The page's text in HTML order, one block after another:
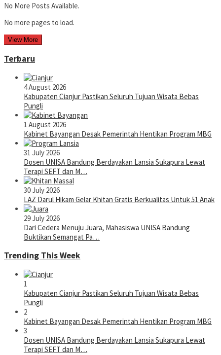
No More Posts Available.
No more pages to load.
View More
Terbaru
4 August 2026
Kabupaten Cianjur Pastikan Seluruh Tujuan Wisata Bebas
Pungli
1 August 2026
Kabinet Bayangan Desak Pemerintah Hentikan Program MBG
31 July 2026
Dosen UNISA Bandung Berdayakan Lansia Sukapura Lewat
Terapi SEFT dan M…
30 July 2026
LAZ Darul Hikam Gelar Khitan Gratis Berkualitas Untuk 51 Anak
29 July 2026
Dari Cedera Menuju Juara, Mahasiswa UNISA Bandung
Buktikan Semangat Pa…
Trending This Week
1
Kabupaten Cianjur Pastikan Seluruh Tujuan Wisata Bebas
Pungli
2
Kabinet Bayangan Desak Pemerintah Hentikan Program MBG
3
Dosen UNISA Bandung Berdayakan Lansia Sukapura Lewat
Terapi SEFT dan M…